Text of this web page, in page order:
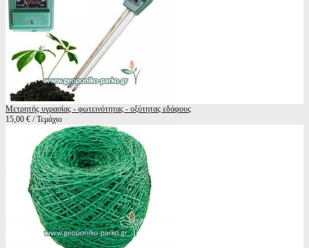
Μετρητής υγρασίας - φωτεινότητας - οξύτητας εδάφους
15,00 € / Τεμάχιο